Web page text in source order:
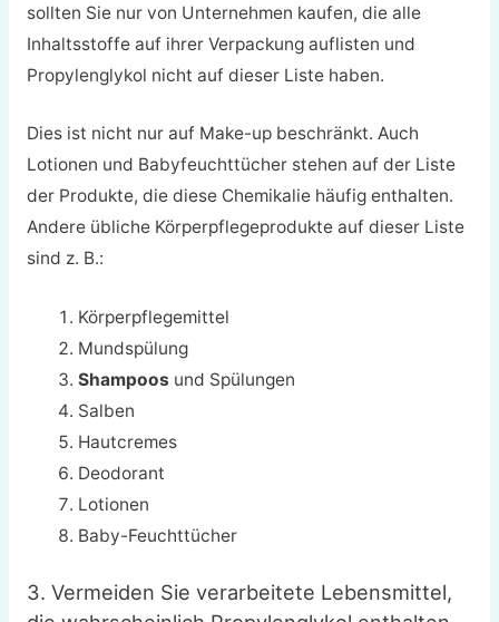
sollten Sie nur von Unternehmen kaufen, die alle
Inhaltsstoffe auf ihrer Verpackung auflisten und
Propylenglykol nicht auf dieser Liste haben.
Dies ist nicht nur auf Make-up beschränkt. Auch
Lotionen und Babyfeuchttücher stehen auf der Liste
der Produkte, die diese Chemikalie häufig enthalten.
Andere übliche Körperpflegeprodukte auf dieser Liste
sind z. B.:
Körperpflegemittel
Mundspülung
Shampoos und Spülungen
Salben
Hautcremes
Deodorant
Lotionen
Baby-Feuchttücher
3. Vermeiden Sie verarbeitete Lebensmittel,